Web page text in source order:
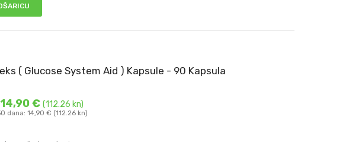
( Glucose System Aid ) Kapsule - 90 Kapsula
14,90 € (112.26 kn)
dana: 14,90 € (112.26 kn)